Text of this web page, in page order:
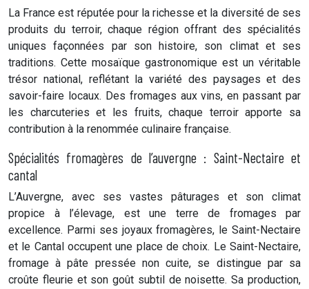
La France est réputée pour la richesse et la diversité de ses
produits du terroir, chaque région offrant des spécialités
uniques façonnées par son histoire, son climat et ses
traditions. Cette mosaïque gastronomique est un véritable
trésor national, reflétant la variété des paysages et des
savoir-faire locaux. Des fromages aux vins, en passant par
les charcuteries et les fruits, chaque terroir apporte sa
contribution à la renommée culinaire française.
Spécialités fromagères de l’auvergne : Saint-Nectaire et
cantal
L’Auvergne, avec ses vastes pâturages et son climat
propice à l’élevage, est une terre de fromages par
excellence. Parmi ses joyaux fromagères, le Saint-Nectaire
et le Cantal occupent une place de choix. Le Saint-Nectaire,
fromage à pâte pressée non cuite, se distingue par sa
croûte fleurie et son goût subtil de noisette. Sa production,